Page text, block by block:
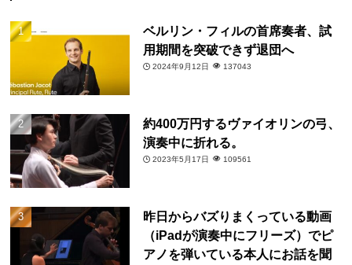
ベルリン・フィルの首席奏者、試
用期間を突破できず退団へ
2024年9月12日 137043
約400万円するヴァイオリンの弓、
演奏中に折れる。
2023年5月17日 109561
昨日からバズりまくっている動画
（iPadが演奏中にフリーズ）でピ
アノを弾いている本人にお話を聞